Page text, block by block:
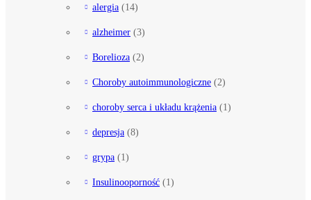
alergia (14)
alzheimer (3)
Borelioza (2)
Choroby autoimmunologiczne (2)
choroby serca i układu krążenia (1)
depresja (8)
grypa (1)
Insulinooporność (1)